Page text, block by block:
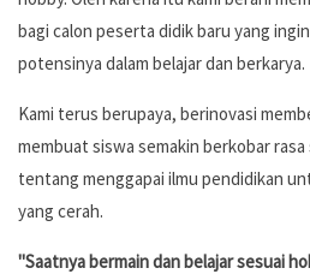
bagi calon peserta didik baru yang
potensinya dalam belajar dan berkarya.
Kami terus berupaya, berinovasi
membuat siswa semakin berkobar
tentang menggapai ilmu pendidikan
yang cerah.
"Saatnya bermain dan belajar sesuai